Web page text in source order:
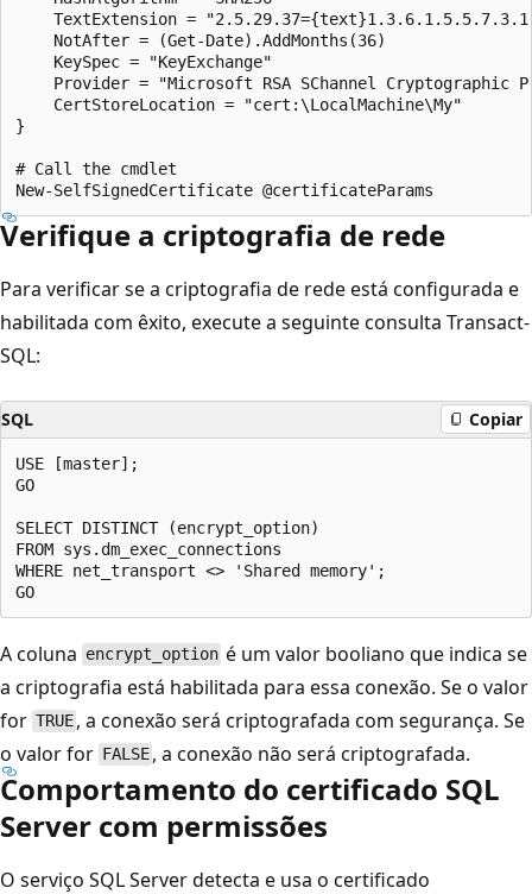
TextExtension =
    NotAfter = (Get-Date).AddMonths(36)
    KeySpec = "KeyExchange"
Provider = "Microsoft RSA SChannel Cryptographic
    CertStoreLocation = "cert:\LocalMachine\My"
}
# Call the cmdlet
Verifique a criptografia de rede
Para verificar se a criptografia de rede está configurada e
habilitada com êxito, execute a seguinte consulta Transact-
SQL:
SQL Copiar
USE [master];
GO
SELECT DISTINCT (encrypt_option)
FROM sys.dm_exec_connections
WHERE net_transport <> 'Shared memory';
A coluna encrypt_option é um valor booliano que indica se
a criptografia está habilitada para essa conexão. Se o valor
for TRUE , a conexão será criptografada com segurança. Se
o valor for
FALSE , a conexão não será criptografada.
Comportamento do certificado SQL
Server com permissões
O serviço SQL Server detecta e usa o certificado